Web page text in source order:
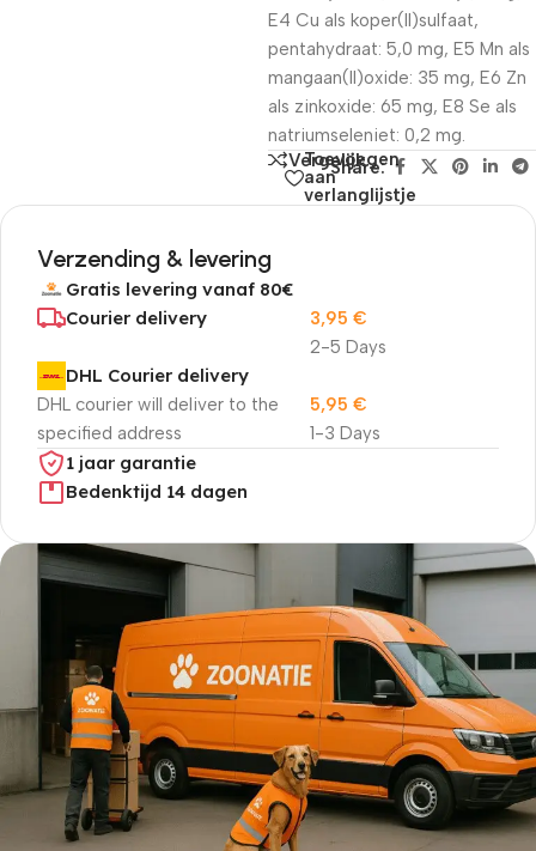
E4 Cu als koper(II)sulfaat,
pentahydraat: 5,0 mg, E5 Mn als
mangaan(II)oxide: 35 mg, E6 Zn
als zinkoxide: 65 mg, E8 Se als
natriumseleniet: 0,2 mg.
Vergelijk
Toevoegen
aan
verlanglijstje
Share:
Verzending & levering
Gratis levering vanaf 80€
Courier delivery
2-5 Days
3,95 €
DHL Courier delivery
DHL courier will deliver to the
specified address
1-3 Days
5,95 €
1 jaar garantie
Bedenktijd 14 dagen